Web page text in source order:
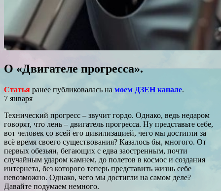
О «Двигателе прогресса».
Статья ранее публиковалась на моем ДЗЕН канале.
7 января
Технический прогресс – звучит гордо. Однако, ведь недаром
говорят, что лень – двигатель прогресса. Ну представьте себе,
вот человек со всей его цивилизацией, чего мы достигли за
всё время своего существования? Казалось бы, многого. От
первых обезьян, бегающих с едва заостренным, почти
случайным ударом камнем, до полетов в космос и создания
интернета, без которого теперь представить жизнь себе
невозможно. Однако, чего мы достигли на самом деле?
Давайте подумаем немного.